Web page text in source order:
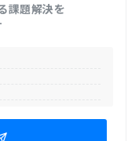
課題解決を